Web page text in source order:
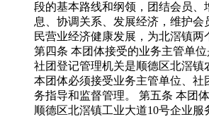
段的基本路线和纲领，团结会员、
息、协调关系、发展经济，维护会
民营业经济健康发展，为北滘镇两
第四条 本团体接受的业务主管单位
社团登记管理机关是顺德区北滘镇
本团体必须接受业务主管单位、社
务指导和监督管理。 第五条 本团
顺德区北滘镇工业大道10号企业服